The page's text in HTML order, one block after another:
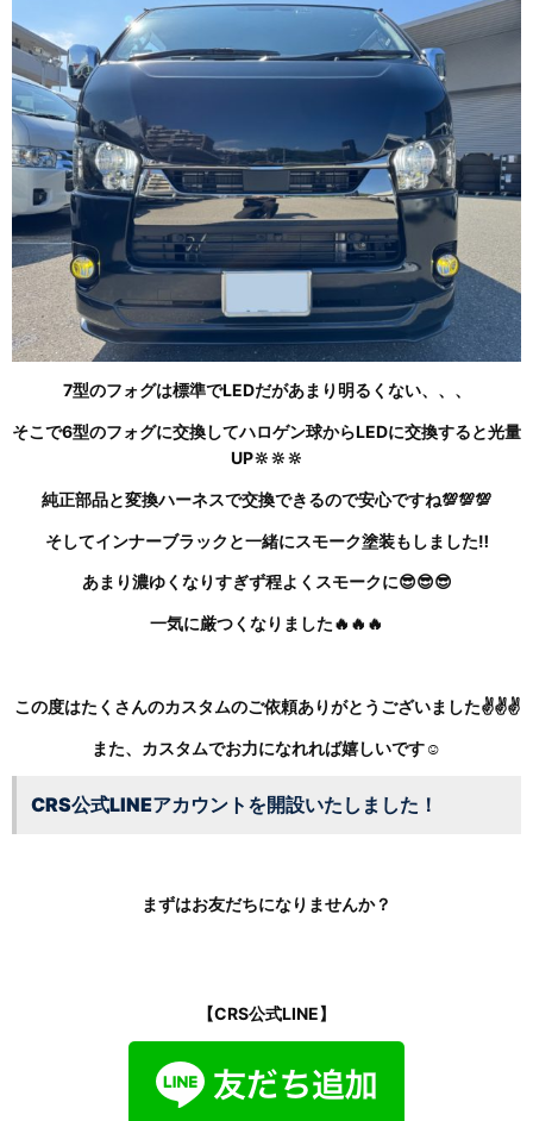
7型のフォグは標準でLEDだがあまり明るくない、、、
そこで6型のフォグに交換してハロゲン球からLEDに交換すると光量
UP🔆🔆🔆
純正部品と変換ハーネスで交換できるので安心ですね💯💯💯
そしてインナーブラックと一緒にスモーク塗装もしました‼
あまり濃ゆくなりすぎず程よくスモークに😎😎😎
一気に厳つくなりました🔥🔥🔥
この度はたくさんのカスタムのご依頼ありがとうございました✌✌✌
また、カスタムでお力になれれば嬉しいです☺
CRS公式LINEアカウントを開設いたしました！
まずはお友だちになりませんか？
【CRS公式LINE】